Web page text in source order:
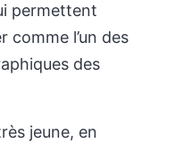
permettent
comme l’un des
des
jeune, en